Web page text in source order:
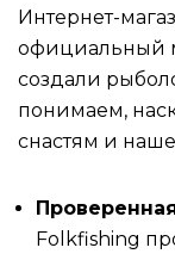
Интернет-
официальный
создали
понимаем,
снастям и
Folkfishing